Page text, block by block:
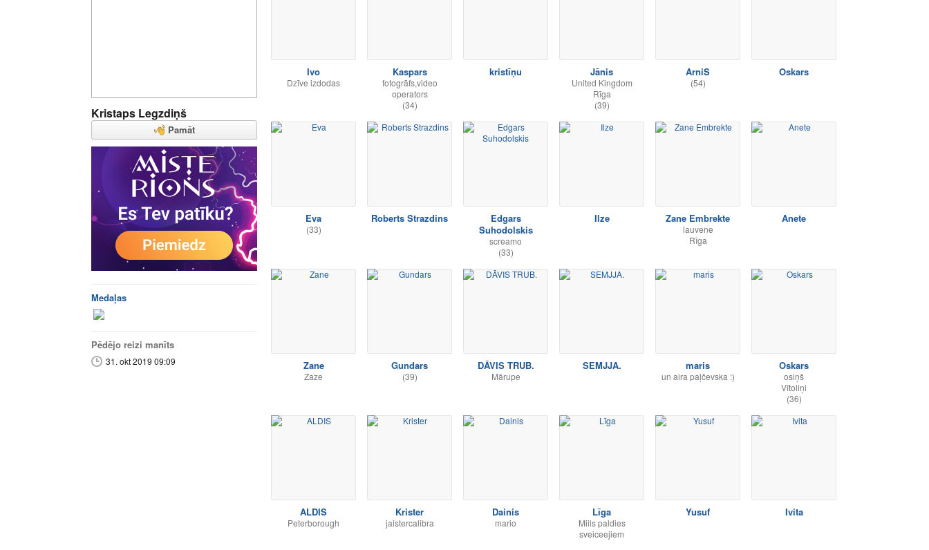
Kristaps Legzdiņš
Pamāt
Medaļas
Pēdējo reizi manīts
31. okt 2019 09:09
Ivo
Dzīve izdodas
Kaspars
fotogrāfs,video
operators
(34)
kristīņu Jānis
United Kingdom
Rīga
(39)
ArniS
(54)
Oskars
Eva
(33)
Roberts Strazdins
Edgars
Suhodolskis
screamo
(33)
Ilze Zane Embrekte
lauvene
Rīga
Anete
Zane
Zaze
Gundars
(39)
DĀVIS TRUB.
Mārupe
SEMJJA. maris
un aira paļčevska :)
Oskars
osiņš
Vītoliņi
(36)
ALDIS
Peterborough
Krister
jaistercalibra
Dainis
mario
Līga
Miils paldies
sveiceejiem
Yusuf Ivita